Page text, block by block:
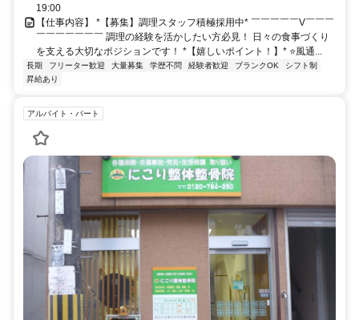
19:00
【仕事内容】 *【募集】調理スタッフ積極採用中* ￣￣￣￣￣V￣￣￣
￣￣￣￣￣￣￣ 調理の経験を活かしたい方必見！ 日々の食事づくり
を支える大切なポジションです！ *【嬉しいポイント！】* ⭐️風通...
長期 フリーター歓迎 大量募集 学歴不問 経験者歓迎 ブランクOK
シフト制
昇給あり
アルバイト・パート